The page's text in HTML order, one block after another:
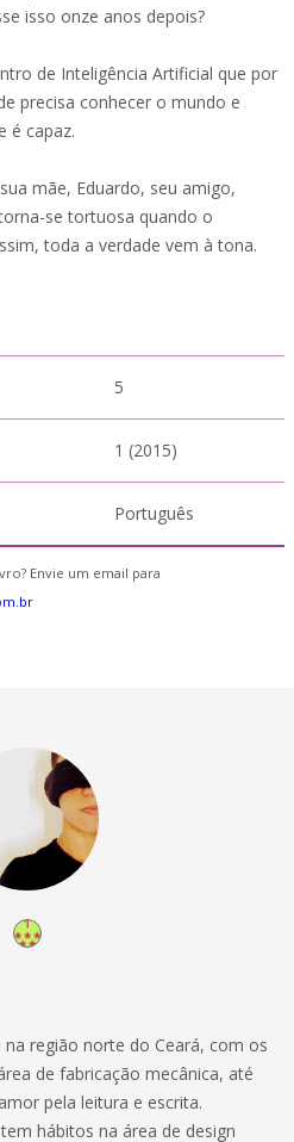
isso onze anos depois?
de Inteligência Artificial que por
precisa conhecer o mundo e
é capaz.
mãe, Eduardo, seu amigo,
se tortuosa quando o
toda a verdade vem à tona.
5
1 (2015)
Português
Envie um email para
na região norte do Ceará, com os
de fabricação mecânica, até
pela leitura e escrita.
hábitos na área de design